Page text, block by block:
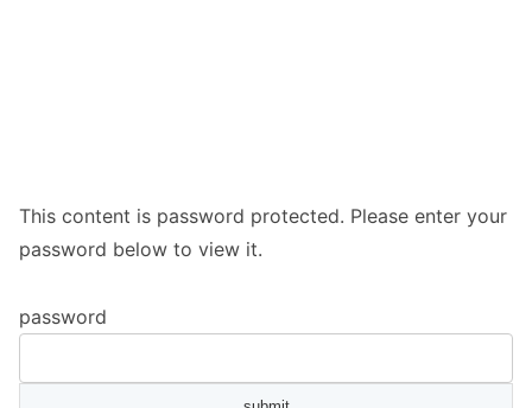
This content is password protected. Please enter your
password below to view it.
password